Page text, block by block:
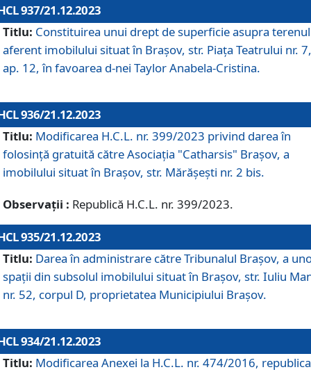
937/21.12.2023
Titlu: Constituirea unui drept de superficie asupra
aferent imobilului situat în Brașov, str. Piața Teatrului nr. 7,
ap. 12, în favoarea d-nei Taylor Anabela-Cristina.
936/21.12.2023
Titlu: Modificarea H.C.L. nr. 399/2023 privind darea în
folosinţă gratuită către Asociaţia "Catharsis" Brașov, a
imobilului situat în Braşov, str. Mărăşeşti nr. 2 bis.
Observații : Republică H.C.L. nr. 399/2023.
935/21.12.2023
Titlu: Darea în administrare către Tribunalul Brașov, a
spații din subsolul imobilului situat în Brașov, str. Iuliu
nr. 52, corpul D, proprietatea Municipiului Brașov.
934/21.12.2023
Titlu: Modificarea Anexei la H.C.L. nr. 474/2016,